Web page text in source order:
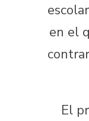
en el
El